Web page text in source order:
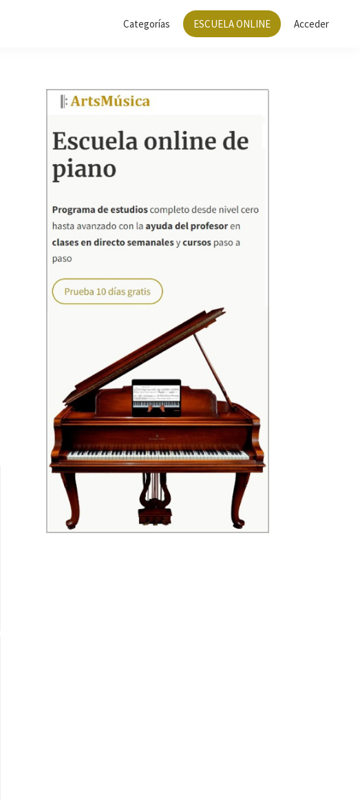
Categorías ESCUELA ONLINE Acceder
Barra
principal